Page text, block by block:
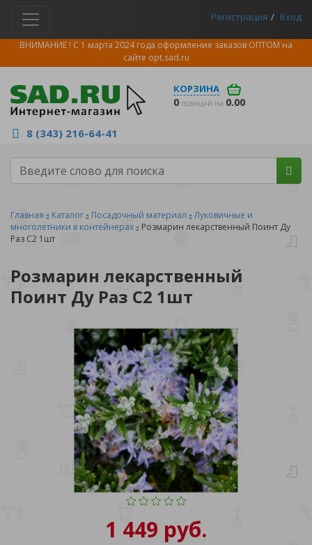
Регистрация Вход
ВНИМАНИЕ ! С 1 марта 2024 года оформление заказов ОПТОМ на
сайте opt.sad.ru
КОРЗИНА
0 позиций на 0.00
8 (343) 216-64-41
Главная Каталог Посадочный материал
Луковичные и
многолетники в контейнерах
Розмарин лекарственный Поинт Ду
Раз С2 1шт
Розмарин лекарственный
Поинт Ду Раз С2 1шт
1 449 руб.